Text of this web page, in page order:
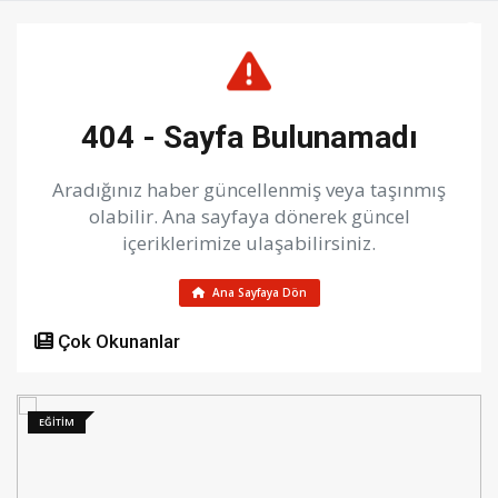
404 - Sayfa Bulunamadı
Aradığınız haber güncellenmiş veya taşınmış
olabilir. Ana sayfaya dönerek güncel
içeriklerimize ulaşabilirsiniz.
Ana Sayfaya Dön
Çok Okunanlar
EĞİTİM